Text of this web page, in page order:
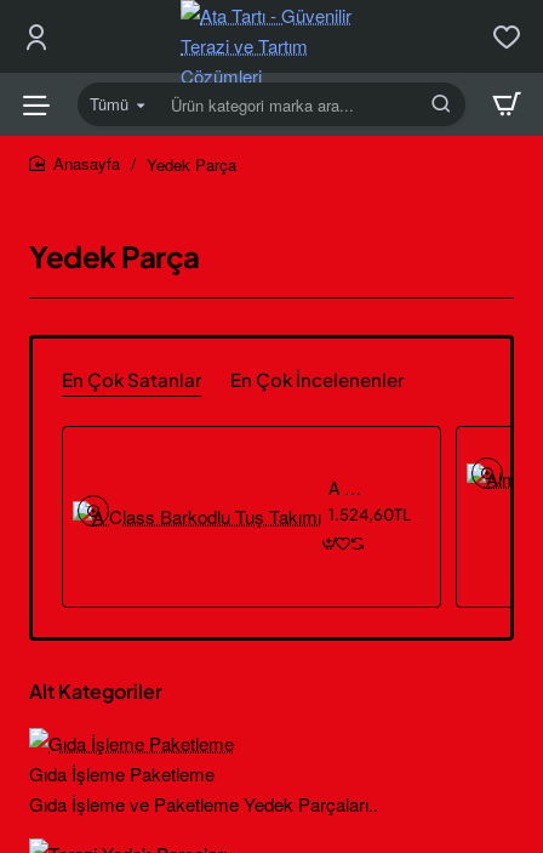
Tümü
Ürün
kategori
marka
Yedek Parça
Yedek Parça
En Çok Satanlar En Çok İncelenenler
A Class Barkodlu Tuş Takımı
1.524,60TL
Alt Kategoriler
Gıda İşleme Paketleme
Gıda İşleme ve Paketleme Yedek Parçaları..